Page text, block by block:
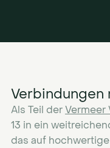
Verbindungen
Als Teil derVermeer
13 in ein
das auf